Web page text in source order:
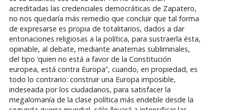
acreditadas las credenciales democráticas de Zapatero,
no nos quedaría más remedio que concluir que tal forma
de expresarse es propia de totalitarios, dados a dar
entonaciones religiosas a la política, para sustraerla ésta,
opinable, al debate, mediante anatemas subliminales,
del tipo ‘quien no está a favor de la Constitución
europea, está contra Europa”, cuando, en propiedad, es
todo lo contrario: construir una Europa imposible,
indeseada por los ciudadanos, para satisfacer la
megalomanía de la clase política más endeble desde la